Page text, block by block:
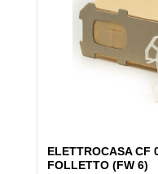
ELETTROCASA CF
FOLLETTO (FW 6)